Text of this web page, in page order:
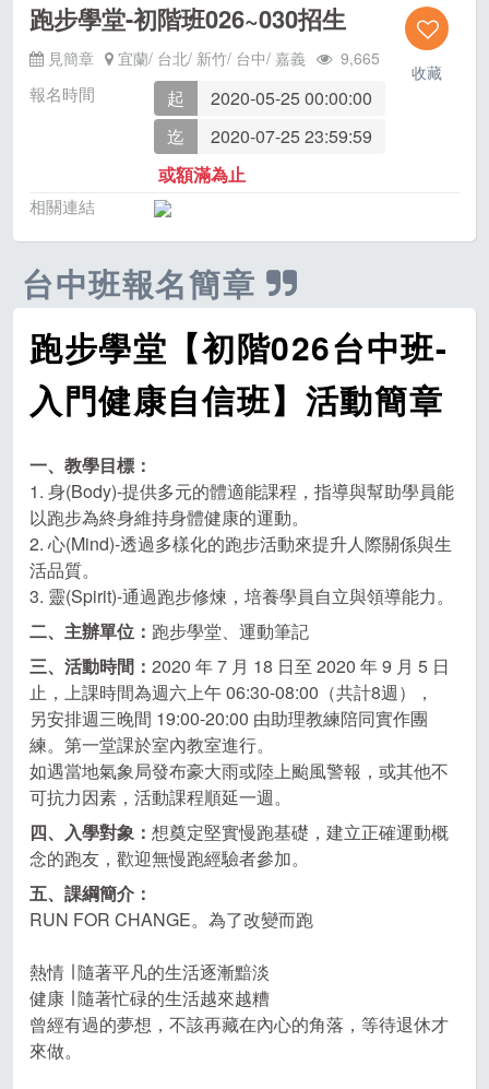
收藏
跑步學堂-初階班026~030招生
見簡章 宜蘭/ 台北/ 新竹/ 台中/ 嘉義 9,665
報名時間 起
2020-05-25 00:00:00
迄
2020-07-25 23:59:59
或額滿為止
相關連結
台中班報名簡章
跑步學堂【初階026台中班-
入門健康自信班】活動簡章
一、教學目標：
1. 身(Body)-提供多元的體適能課程，指導與幫助學員能
以跑步為終身維持身體健康的運動。
2. 心(Mind)-透過多樣化的跑步活動來提升人際關係與生
活品質。
3. 靈(Spirit)-通過跑步修煉，培養學員自立與領導能力。
二、主辦單位： 跑步學堂、運動筆記
三、活動時間： 2020 年 7 月 18 日至 2020 年 9 月 5 日
止，上課時間為週六上午 06:30-08:00（共計8週），
另安排週三晚間 19:00-20:00 由助理教練陪同實作團
練。第一堂課於室內教室進行。
如遇當地氣象局發布豪大雨或陸上颱風警報，或其他不
可抗力因素，活動課程順延一週。
四、入學對象： 想奠定堅實慢跑基礎，建立正確運動概
念的跑友，歡迎無慢跑經驗者參加。
五、課綱簡介：
RUN FOR CHANGE。為了改變而跑
熱情 ∣ 隨著平凡的生活逐漸黯淡
健康 ∣ 隨著忙碌的生活越來越糟
曾經有過的夢想，不該再藏在內心的角落，等待退休才
來做。